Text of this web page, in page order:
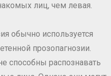
лиц, чем левая.
обычно используется
прозопагнозии.
способны распознавать